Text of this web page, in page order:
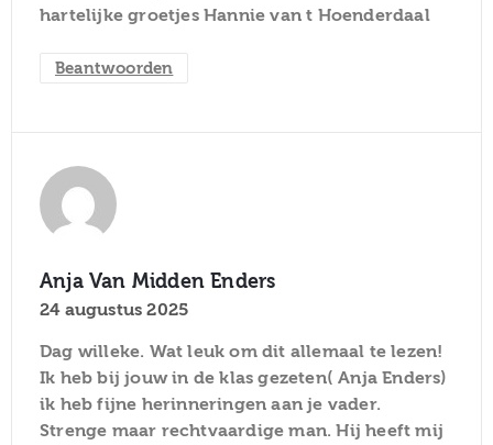
hartelijke groetjes Hannie van t Hoenderdaal
Beantwoorden
Anja Van Midden Enders
24 augustus 2025
Dag willeke. Wat leuk om dit allemaal te lezen!
Ik heb bij jouw in de klas gezeten( Anja Enders)
ik heb fijne herinneringen aan je vader.
Strenge maar rechtvaardige man. Hij heeft mij